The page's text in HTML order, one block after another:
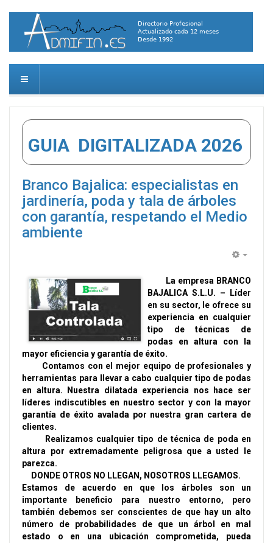
GUIA DIGITALIZADA 2026
Branco Bajalica: especialistas en
jardinería, poda y tala de árboles
con garantía, respetando el Medio
ambiente
La empresa BRANCO
BAJALICA S.L.U. – Líder
en su sector, le ofrece su
experiencia en cualquier
tipo de técnicas de
podas en altura con la
mayor eficiencia y garantía de éxito.
Contamos con el mejor equipo de profesionales y
herramientas para llevar a cabo cualquier tipo de podas
en altura. Nuestra dilatada experiencia nos hace ser
líderes indiscutibles en nuestro sector y con la mayor
garantía de éxito avalada por nuestra gran cartera de
clientes.
Realizamos cualquier tipo de técnica de poda en
altura por extremadamente peligrosa que a usted le
parezca.
DONDE OTROS NO LLEGAN, NOSOTROS LLEGAMOS.
Estamos de acuerdo en que los árboles son un
importante beneficio para nuestro entorno, pero
también debemos ser conscientes de que hay un alto
número de probabilidades de que un árbol en mal
estado o en una ubicación comprometida, pueda